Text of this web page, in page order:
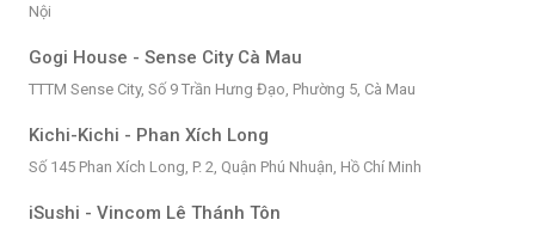
Nội
Gogi House - Sense City Cà Mau
TTTM Sense City, Số 9 Trần Hưng Đạo, Phường 5, Cà Mau
Kichi-Kichi - Phan Xích Long
Số 145 Phan Xích Long, P. 2, Quận Phú Nhuận, Hồ Chí Minh
iSushi - Vincom Lê Thánh Tôn